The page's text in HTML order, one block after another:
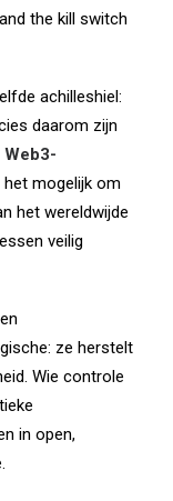
the kill switch
achilleshiel:
daarom zijn
het mogelijk om
het wereldwijde
veilig
ze herstelt
Wie controle
in open,